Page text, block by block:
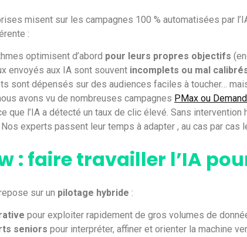
misent sur les campagnes 100 % automatisées par
:
optimisent d’abord pour leurs propres objectifs
envoyés aux IA sont souvent incomplets ou mal
sont dépensés sur des audiences faciles à toucher…
avons vu de nombreuses campagnes PMax ou
que l’IA a détecté un taux de clic élevé. Sans
experts passent leur temps à adapter , au cas par
: faire travailler l’IA
sur un pilotage hybride :
pour exploiter rapidement de gros volumes de
seniors pour interpréter, affiner et orienter la machine